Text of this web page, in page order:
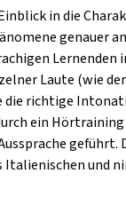
in die
genauer
Lernenden
Laute (wie
die richtige
ein
geführt.
und